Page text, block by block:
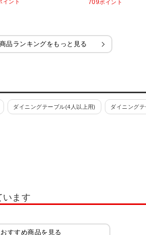
イント
709ポイント
品ランキングをもっと見る
ダイニングテーブル(4人以上用) ダイニング
います
おすすめ商品を見る